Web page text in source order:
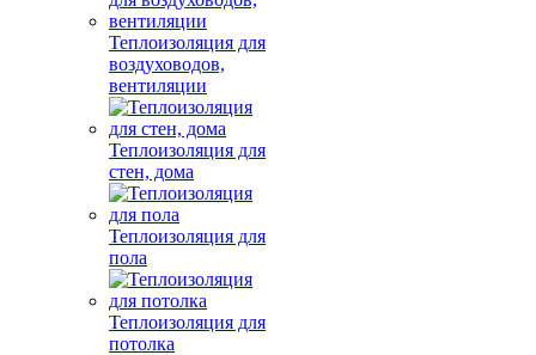
Теплоизоляция для
воздуховодов,
вентиляции
Теплоизоляция для
стен, дома
Теплоизоляция для
пола
Теплоизоляция для
потолка